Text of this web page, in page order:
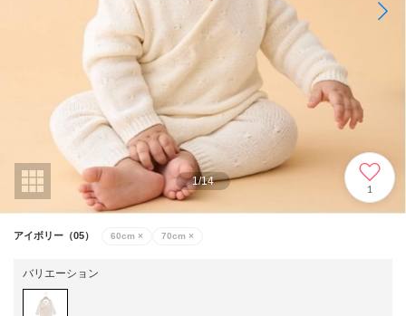
1/14
1
アイボリー（05） 60cm × 70cm ×
バリエーション